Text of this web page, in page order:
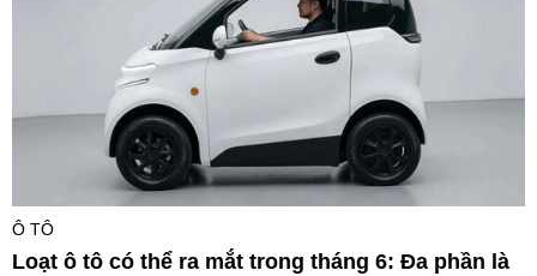
Ô TÔ
Loạt ô tô có thể ra mắt trong tháng 6: Đa phần là